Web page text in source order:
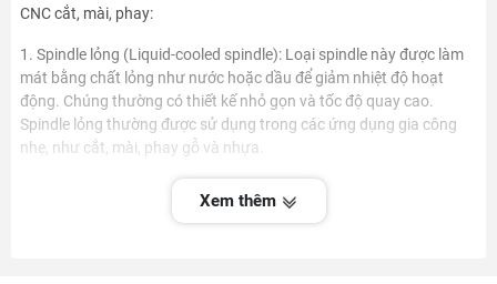
CNC cắt, mài, phay:
1. Spindle lỏng (Liquid-cooled spindle): Loại spindle này được làm
mát bằng chất lỏng như nước hoặc dầu để giảm nhiệt độ hoạt
động. Chúng thường có thiết kế nhỏ gọn và tốc độ quay cao.
Spindle lỏng thường được sử dụng trong các ứng dụng gia công
nhẹ, như cắt, mài, phay gỗ và nhựa.
2. Spindle khí (Air-cooled spindle): Loại spindle này được làm mát
bằng luồng không khí. Chúng thường có kích thước lớn hơn và khả
Xem thêm